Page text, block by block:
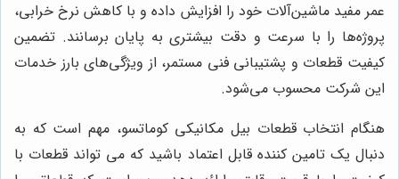
عمر مفید ماشین‌آلات خود را افزایش داده و با کاهش نرخ خرابی،
پروژه‌ها را با سرعت و دقت بیشتری به پایان برسانند. تضمین
کیفیت قطعات و پشتیبانی فنی مستمر، از ویژگی‌های بارز خدمات
این شرکت محسوب می‌شود.
هنگام انتخاب قطعات بیل مکانیکی کوماتسو، مهم است که به
دنبال یک تامین کننده قابل اعتماد باشید که می تواند قطعات با